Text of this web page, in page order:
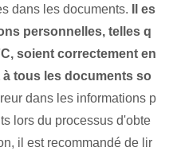
dans les documents.
Il es
personnelles, telles q
soient correctement en
tous les documents so
dans les informations p
lors du processus d'obte
il est recommandé de lir